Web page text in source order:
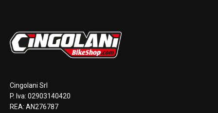
Cingolani Srl
P. Iva: 02903140420
REA: AN276787